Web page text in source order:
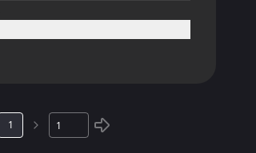
1